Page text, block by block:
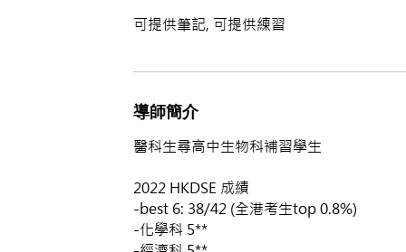
可提供筆記, 可提供練習
導師簡介
醫科生尋高中生物科補習學生
2022 HKDSE 成績
-best 6: 38/42 (全港考生top 0.8%)
-化學科 5**